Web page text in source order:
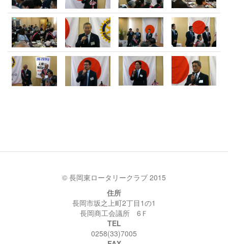
© 長岡東ロータリークラブ 2015
住所
長岡市坂之上町2丁目1の1
長岡商工会議所 6Ｆ
TEL
0258(33)7005